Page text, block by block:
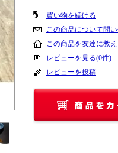
買い物を続ける
この商品について問
この商品を友達に教
レビューを見る(0件)
レビューを投稿